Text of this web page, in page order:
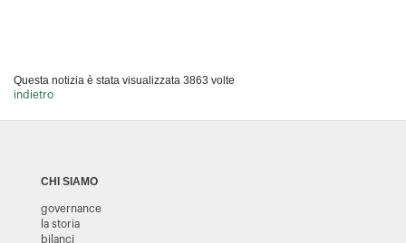
Questa notizia è stata visualizzata 3863 volte
indietro
CHI SIAMO
governance
la storia
bilanci